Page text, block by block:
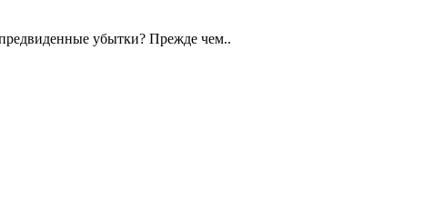
убытки? Прежде чем..